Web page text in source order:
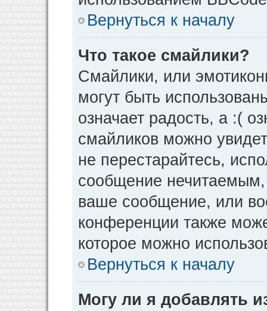
Вернуться к началу
Что такое смайлики?
Смайлики, или
могут быть
означает радость, а :(
смайликов можно
не перестарайтесь,
сообщение нечитаемым,
ваше сообщение, или
конференции также
которое можно
Вернуться к началу
Могу ли я добавлять